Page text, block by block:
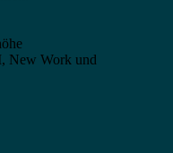
New Work und